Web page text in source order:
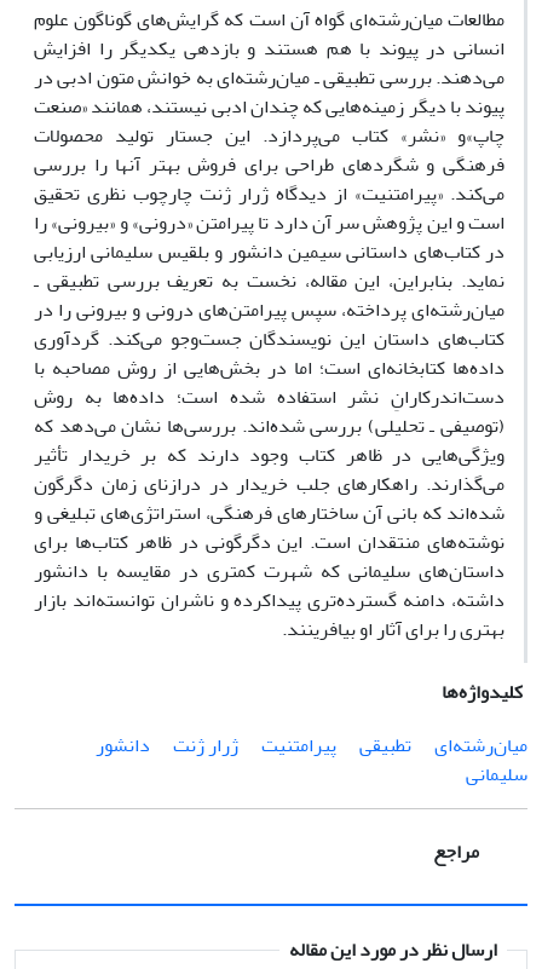
مطالعات میان‌رشته‌ای گواه آن است که گرایش‌های گوناگون علوم
انسانی در پیوند با هم هستند و بازدهی یکدیگر را افزایش
می‌دهند. بررسی تطبیقی ـ میان‌رشته‌ای به خوانش متون ادبی در
پیوند با دیگر زمینه‌هایی که چندان ادبی نیستند، همانند «صنعت
چاپ»و «نشر» کتاب می‌پردازد. این جستار تولید محصولات
فرهنگی و شگردهای طراحی‌ برای فروش بهتر آنها را بررسی
می‌کند. «پیرامتنیت» از دیدگاه ژرار ژنت چارچوب نظری تحقیق
است و این پژوهش سر آن دارد تا پیرامتن «درونی» و «بیرونی» را
در کتاب‌های داستانی سیمین دانشور و بلقیس سلیمانی ارزیابی
نماید. بنابراین، این مقاله، نخست به تعریف بررسی تطبیقی ـ
میان‌رشته‌ای پرداخته، سپس پیرامتن‌های درونی و بیرونی را در
کتاب‌های داستان این نویسندگان جست‌وجو می‌کند. گردآوری
داده‌ها کتابخانه‌ای است؛ اما در بخش‌هایی از روش مصاحبه با
دست‌اندرکارانِ نشر‌ استفاده شده ‌است؛ داده‌ها به روش
(توصیفی ـ تحلیلی) بررسی شده‌اند. بررسی‌ها نشان می‌دهد که
ویژگی‌هایی در ظاهر کتاب وجود دارند که بر خریدار تأثیر
می‌گذارند. راهکارهای جلب خریدار در درازنای زمان دگرگون
شده‌اند که بانی آن ساختارهای فرهنگی، استراتژی‌های تبلیغی و
نوشته‌های منتقدان است. این دگرگونی در ظاهر کتاب‌ها برای
داستان‌های سلیمانی که شهرت کمتری در مقایسه با دانشور
داشته، دامنه گسترده‌تری پیداکرده‌ و ناشران توانسته‌اند بازار
بهتری را برای آثار او بیافرینند.
کلیدواژه‌ها
میان‌رشته‌ای
تطبیقی پیرامتنیت ژرار ژنت
دانشور
سلیمانی
مراجع
ارسال نظر در مورد این مقاله